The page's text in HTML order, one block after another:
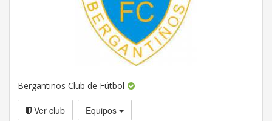
Bergantiños Club de Fútbol
Ver club Equipos